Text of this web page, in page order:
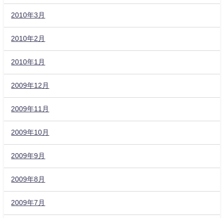
2010年3月
2010年2月
2010年1月
2009年12月
2009年11月
2009年10月
2009年9月
2009年8月
2009年7月